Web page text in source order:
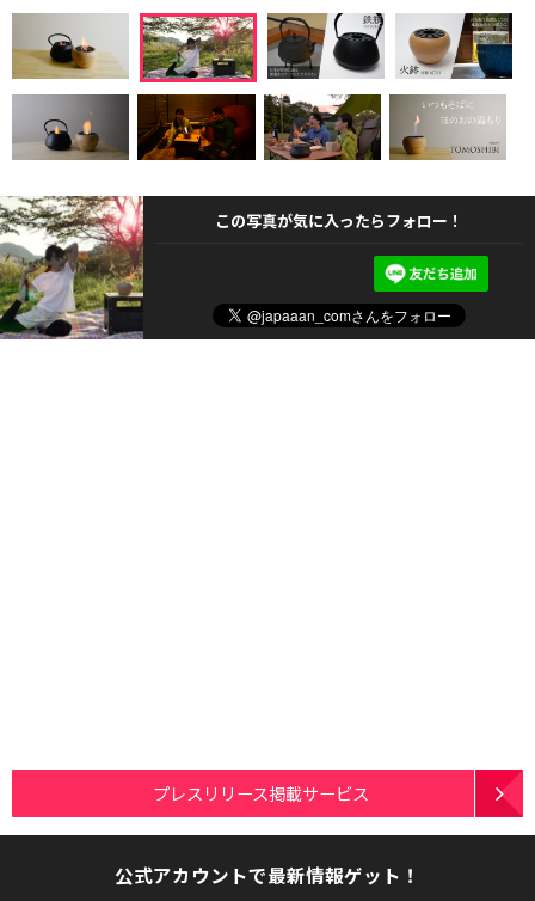
この写真が気に入ったらフォロー！
プレスリリース掲載サービス
公式アカウントで最新情報ゲット！